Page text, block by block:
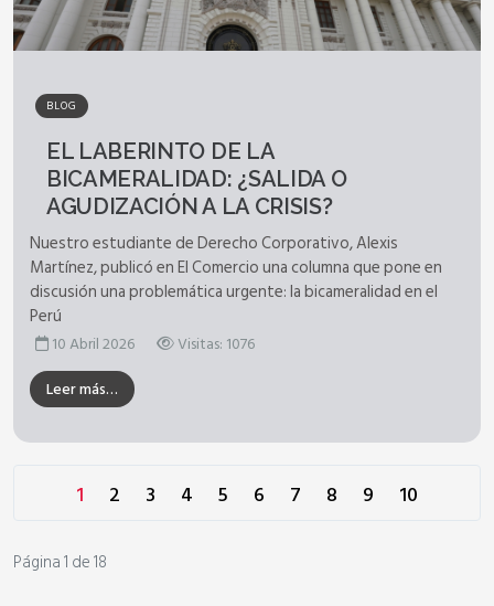
BLOG
EL LABERINTO DE LA
BICAMERALIDAD: ¿SALIDA O
AGUDIZACIÓN A LA CRISIS?
Nuestro estudiante de Derecho Corporativo, Alexis
Martínez, publicó en El Comercio una columna que pone en
discusión una problemática urgente: la bicameralidad en el
Perú
10 Abril 2026
Visitas: 1076
Leer más…
1 2 3 4 5 6 7 8 9 10
Página 1 de 18